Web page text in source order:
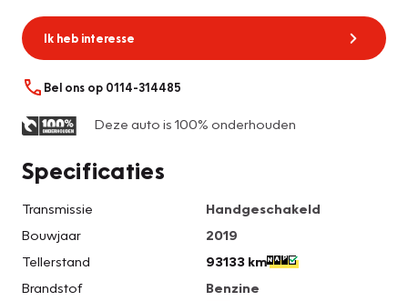
Ik heb interesse
Bel ons op 0114-314485
Deze auto is 100% onderhouden
Specificaties
Transmissie
Handgeschakeld
Bouwjaar
2019
Tellerstand
93133 km
Brandstof
Benzine